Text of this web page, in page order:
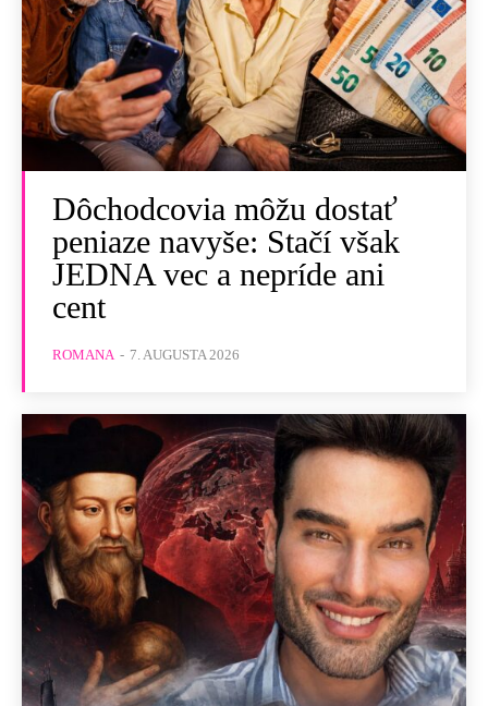
Dôchodcovia môžu dostať
peniaze navyše: Stačí však
JEDNA vec a nepríde ani
cent
ROMANA - 7. AUGUSTA 2026